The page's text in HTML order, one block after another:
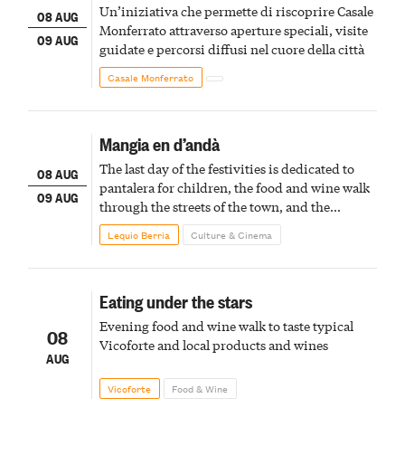
08 AUG
09 AUG
Un’iniziativa che permette di riscoprire Casale
Monferrato attraverso aperture speciali, visite
guidate e percorsi diffusi nel cuore della città
Casale Monferrato
08 AUG
09 AUG
Mangia en d’andà
The last day of the festivities is dedicated to
pantalera for children, the food and wine walk
through the streets of the town, and the
fireworks finale
Lequio Berria Culture & Cinema
08
AUG
Eating under the stars
Evening food and wine walk to taste typical
Vicoforte and local products and wines
Vicoforte Food & Wine